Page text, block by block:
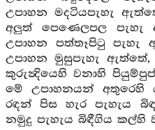
උපාහන මදටියපැහැ
අලුත් පෙණෙලපල පැහැ
උපාහන පත්තෑපිටු පැහැ
උපාහන මුසුපැහැ
කුරුන්‍දියෙහි වනාහි
මේ උපාහනයන් අතුරෙහි
රඳන් පිස හැර පැහැය
නමුදු පැහැය බිඳීගිය කල්හි